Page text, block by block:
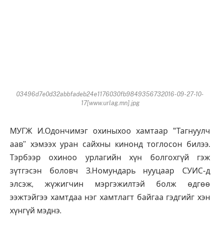
03496d7e0d32abbfadeb24e1176030fb9849356732016-09-27-10-
17[www.urlag.mn].jpg
МУГЖ И.Одончимэг охиныхоо хамтаар "Тагнуулч
аав” хэмээх уран сайхны кинонд тоглосон билээ.
Тэрбээр охиноо урлагийн хүн болгохгүй гэж
зүтгэсэн боловч З.Номундарь нууцаар СУИС-д
элсэж, жүжигчин мэргэжилтэй болж өдгөө
ээжтэйгээ хамтдаа нэг хамтлагт байгаа гэдгийг хэн
хүнгүй мэднэ.